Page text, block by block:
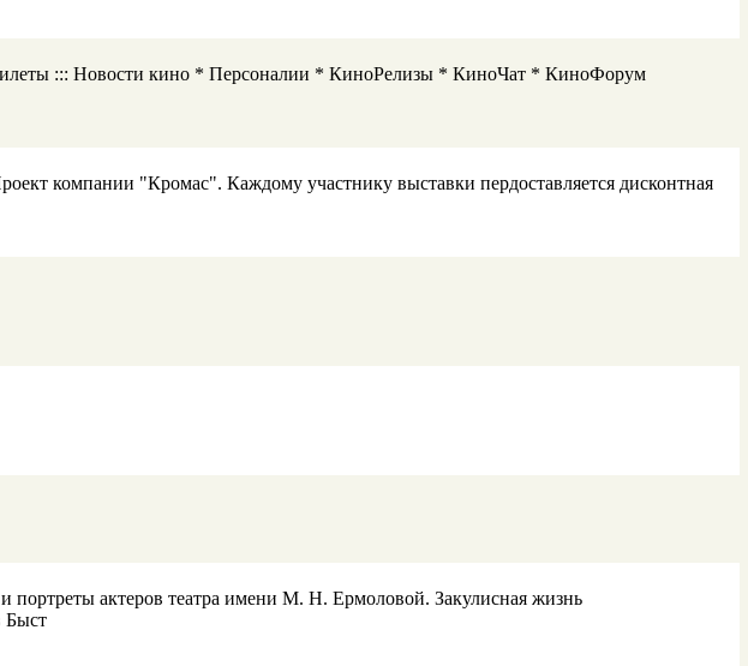
::: Новости кино * Персоналии * КиноРелизы * КиноЧат * КиноФорум
компании "Кромас". Каждому участнику выставки пердоставляется дисконтная
актеров театра имени М. Н. Ермоловой. Закулисная жизнь
Быст